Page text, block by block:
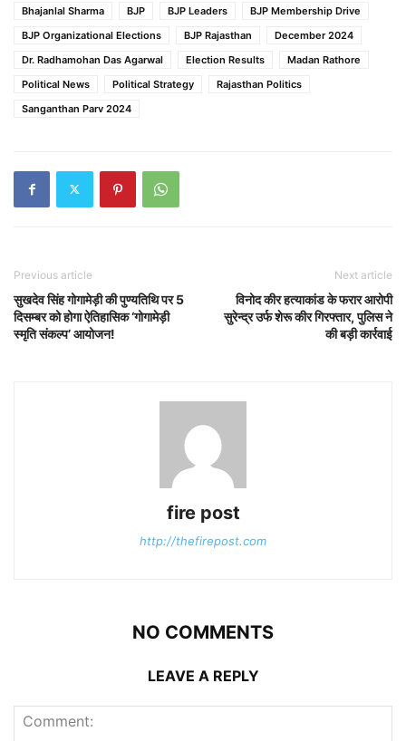
Bhajanlal Sharma
BJP BJP Leaders
BJP Membership Drive
BJP Organizational Elections
BJP Rajasthan
December 2024
Dr. Radhamohan Das Agarwal
Election Results
Madan Rathore
Political News
Political Strategy
Rajasthan Politics
Sanganthan Parv 2024
Previous article
सुखदेव सिंह गोगामेड़ी की पुण्यतिथि पर 5
दिसम्बर को होगा ऐतिहासिक ‘गोगामेड़ी
स्मृति संकल्प’ आयोजन!
Next article
विनोद कीर हत्याकांड के फरार आरोपी
सुरेन्द्र उर्फ शेरू कीर गिरफ्तार, पुलिस ने
की बड़ी कार्रवाई
fire post
http://thefirepost.com
NO COMMENTS
LEAVE A REPLY